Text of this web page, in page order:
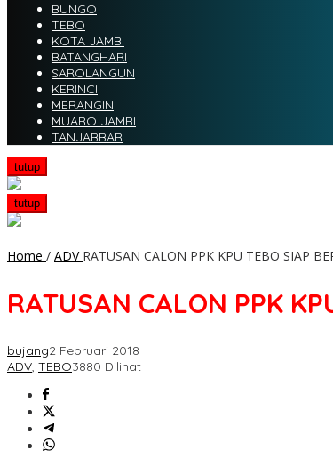
BUNGO
TEBO
KOTA JAMBI
BATANGHARI
SAROLANGUN
KERINCI
MERANGIN
MUARO JAMBI
TANJABBAR
tutup
tutup
Home / ADV RATUSAN CALON PPK KPU TEBO SIAP
RATUSAN CALON PPK
bujang2 Februari 2018
ADV, TEBO3880 Dilihat